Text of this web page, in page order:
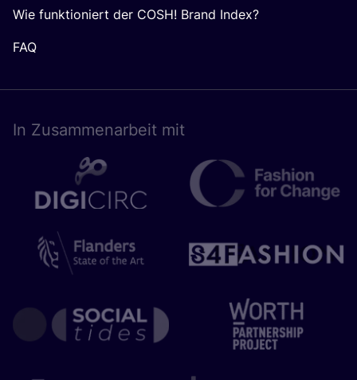
Wie funktioniert der COSH! Brand Index?
FAQ
In Zusam­men­ar­beit mit